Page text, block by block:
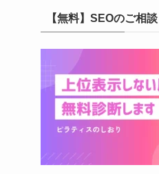
【無料】SEOのご相談